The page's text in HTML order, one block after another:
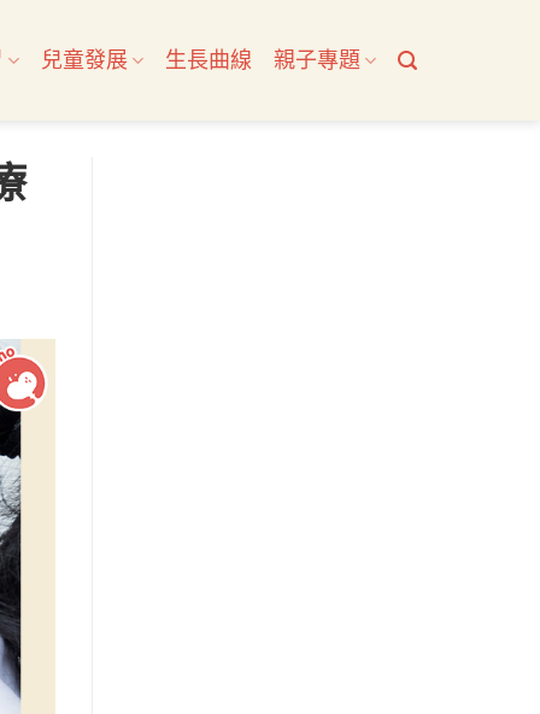
兒童發展 生長曲線 親子專題